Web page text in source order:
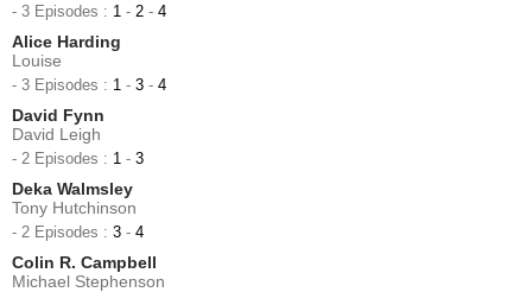
- 3 Episodes : 1 - 2 - 4
Alice Harding
Louise
- 3 Episodes : 1 - 3 - 4
David Fynn
David Leigh
- 2 Episodes : 1 - 3
Deka Walmsley
Tony Hutchinson
- 2 Episodes : 3 - 4
Colin R. Campbell
Michael Stephenson